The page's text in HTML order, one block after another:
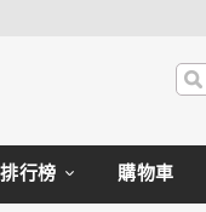
排行榜 購物車